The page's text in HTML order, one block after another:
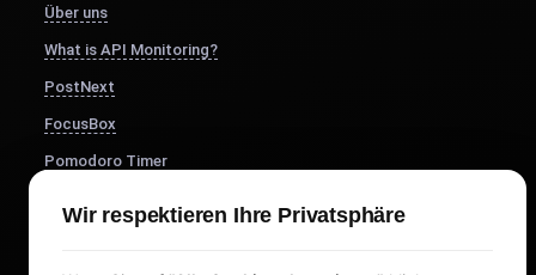
Über uns
What is API Monitoring?
PostNext
FocusBox
Pomodoro Timer
Wir respektieren Ihre Privatsphäre